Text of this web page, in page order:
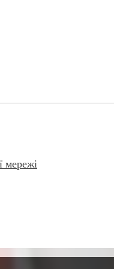
мережі